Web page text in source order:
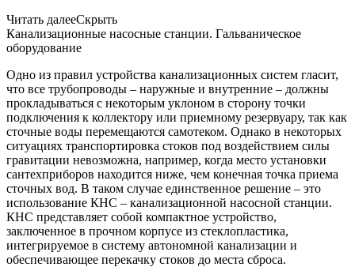
Читать далееСкрыть
Канализационные насосные станции. Гальваническое
оборудование
Одно из правил устройства канализационных систем гласит,
что все трубопроводы – наружные и внутренние – должны
прокладываться с некоторым уклоном в сторону точки
подключения к коллектору или приемному резервуару, так как
сточные воды перемещаются самотеком. Однако в некоторых
ситуациях транспортировка стоков под воздействием силы
гравитации невозможна, например, когда место установки
сантехприборов находится ниже, чем конечная точка приема
сточных вод. В таком случае единственное решение – это
использование КНС – канализационной насосной станции.
КНС представляет собой компактное устройство,
заключенное в прочном корпусе из стеклопластика,
интегрируемое в систему автономной канализации и
обеспечивающее перекачку стоков до места сброса.